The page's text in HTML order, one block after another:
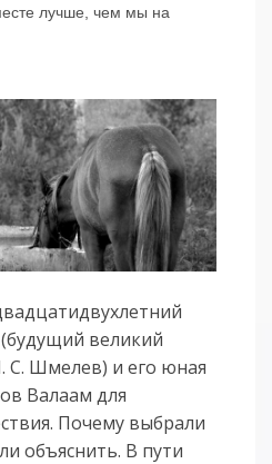
лучше, чем мы на
великий
С. Шмелев) и его юная
Валаам для
Почему выбрали
объяснить. В пути